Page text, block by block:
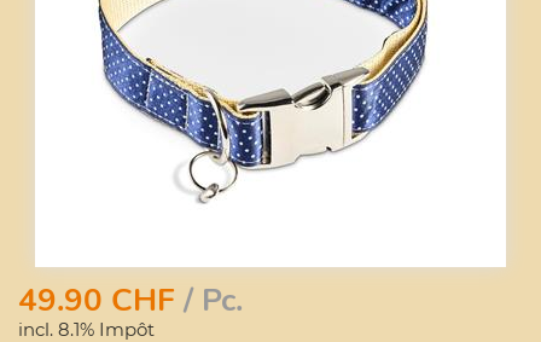
49.90 CHF/ Pc.
incl. 8.1% Impôt